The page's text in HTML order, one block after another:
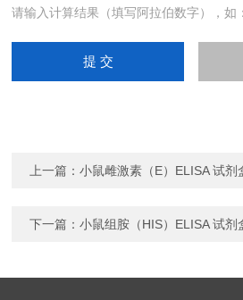
请输入计算结果（填写阿拉伯数字），如
上一篇：小鼠雌激素（E）ELISA 试剂
下一篇：小鼠组胺（HIS）ELISA 试剂